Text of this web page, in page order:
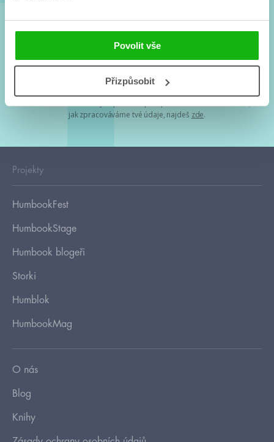
Povolit vše
Přizpůsobit
Souhlasím spodmínkami zpracování osobních údajů
Tvá e-mailová adresa je u nás v bezpečí. Přečti si
jak zpracováváme tvé údaje, najdeš zde.
Projekty
HumbookFest
HumbookStage
Humbook blogeři
Storki
Humblok
HumbookMag
O nás
Blog
Knihy